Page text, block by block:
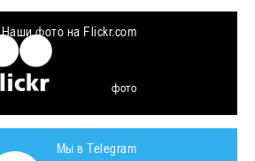
Наши фото на Flickr.com
фото
Мы в Telegram